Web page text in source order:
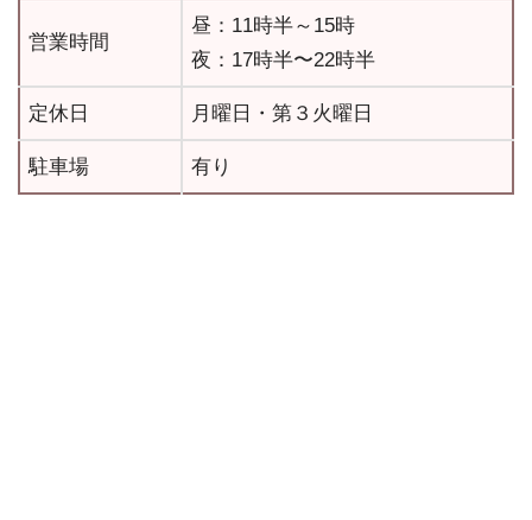
営業時間
昼：11時半～15時
夜：17時半〜22時半
定休日 月曜日・第３火曜日
駐車場 有り